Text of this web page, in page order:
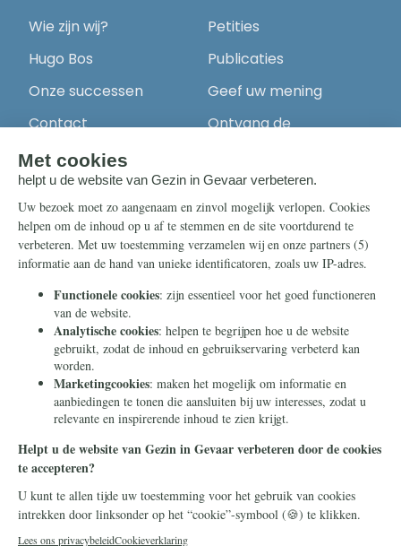
Wie zijn wij?
Hugo Bos
Onze successen
Contact
Petities
Publicaties
Geef uw mening
Ontvang de
Steun ons
Nieuwsbrief
Eenmalig
Maandelijks
Periodiek
Nalaten
Zelf overschrijven
Info
Contact
Ontvang onze
Telegram-berichten
© 2026 Stichting Civitas Christiana
Cookieverklaring
Privacy